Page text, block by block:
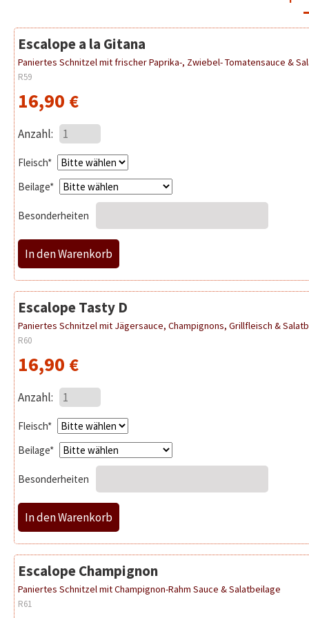
Escalope a la Gitana
Paniertes Schnitzel mit frischer Paprika-, Zwiebel- Tomatensauce &
R59
16,90 €
Anzahl:
Pflichtfeld
Fleisch*
Pflichtfeld
Beilage*
Besonderheiten
Escalope Tasty D
Paniertes Schnitzel mit Jägersauce, Champignons, Grillfleisch &
R60
16,90 €
Anzahl:
Pflichtfeld
Fleisch*
Pflichtfeld
Beilage*
Besonderheiten
Escalope Champignon
Paniertes Schnitzel mit Champignon-Rahm Sauce & Salatbeilage
R61